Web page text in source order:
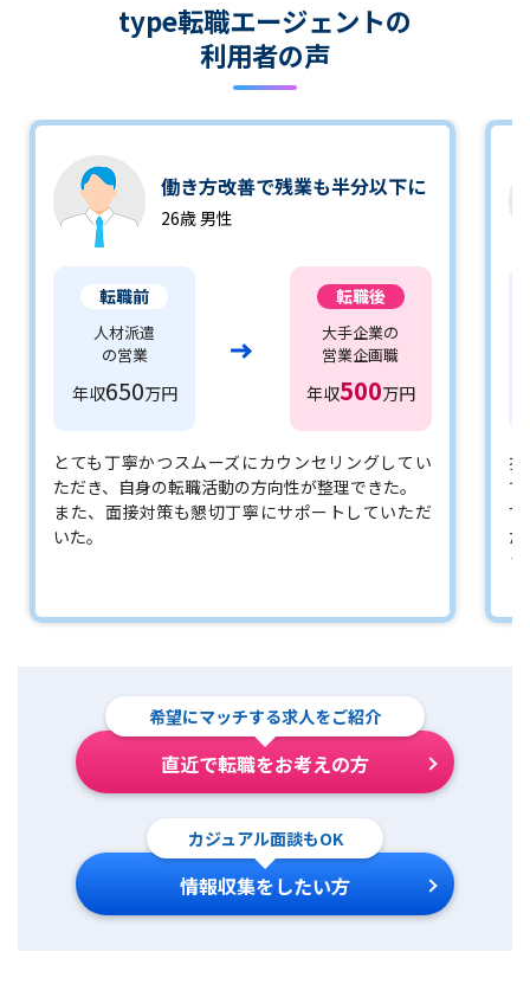
type転職エージェントの
利用者の声
働き方改善で残業も半分以下に
26歳 男性
転職前
人材派遣
の営業
年収650万円
転職後
大手企業の
営業企画職
年収500万円
とても丁寧かつスムーズにカウンセリングしてい
ただき、自身の転職活動の方向性が整理できた。
また、面接対策も懇切丁寧にサポートしていただ
いた。
希望にマッチする求人をご紹介
直近で転職をお考えの方
カジュアル面談もOK
情報収集をしたい方